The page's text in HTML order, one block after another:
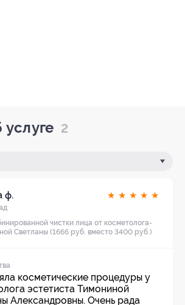
2
ф. ★ ★ ★ ★ ★
чистки лица от косметолога-
Светланы (1666 руб. вместо 3400 руб.)
косметические процедуры у
эстетиста Тимониной
Александровны. Очень рада